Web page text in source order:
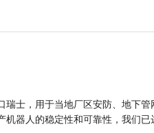
士，用于当地厂区安防、地下
器人的稳定性和可靠性，我们已